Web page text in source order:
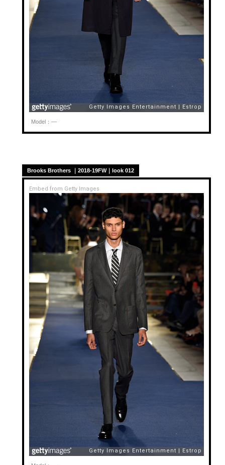
Model：—
Brooks Brothers ｜2018-19FW｜look 012
Embed from Getty Images